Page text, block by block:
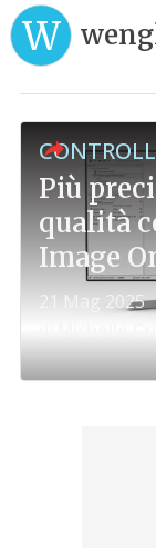
W
Più
qualità
Image
21 Mag 2025
Michelle